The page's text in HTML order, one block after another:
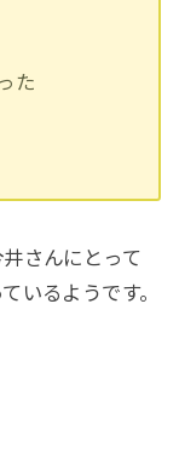
た
さんにとって
いるようです。